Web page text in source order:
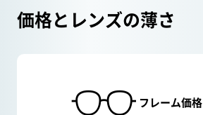
価格とレンズの薄さ
フレーム価格